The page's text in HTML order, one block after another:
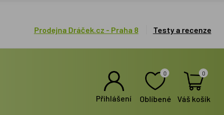
Prodejna Dráček.cz - Praha 8 Testy a recenze
Přihlášení
0
Oblíbené
0
Váš košík